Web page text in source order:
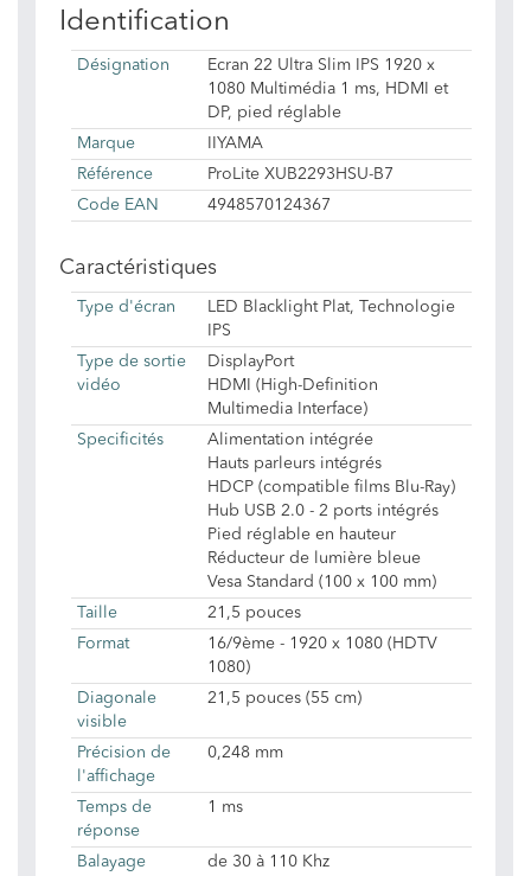
Identification
Désignation
Ecran 22 Ultra Slim IPS 1920 x
1080 Multimédia 1 ms, HDMI et
DP, pied réglable
Marque
IIYAMA
Référence
ProLite XUB2293HSU-B7
Code EAN
4948570124367
Caractéristiques
Type d'écran
LED Blacklight Plat, Technologie
IPS
Type de sortie
vidéo
DisplayPort
HDMI (High-Definition
Multimedia Interface)
Specificités
Alimentation intégrée
Hauts parleurs intégrés
HDCP (compatible films Blu-Ray)
Hub USB 2.0 - 2 ports intégrés
Pied réglable en hauteur
Réducteur de lumière bleue
Vesa Standard (100 x 100 mm)
Taille
21,5 pouces
Format
16/9ème - 1920 x 1080 (HDTV
1080)
Diagonale
visible
21,5 pouces (55 cm)
Précision de
l'affichage
0,248 mm
Temps de
réponse
1 ms
Balayage
de 30 à 110 Khz